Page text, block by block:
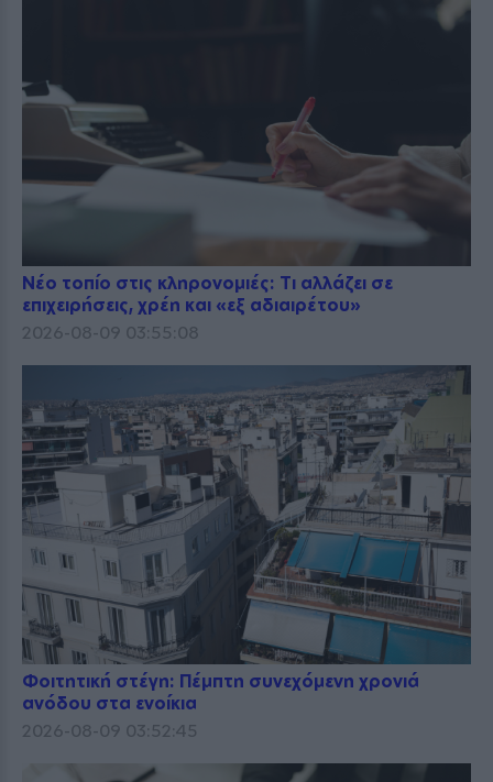
Νέο τοπίο στις κληρονομιές: Τι αλλάζει σε
επιχειρήσεις, χρέη και «εξ αδιαιρέτου»
2026-08-09 03:55:08
Φοιτητική στέγη: Πέμπτη συνεχόμενη χρονιά
ανόδου στα ενοίκια
2026-08-09 03:52:45